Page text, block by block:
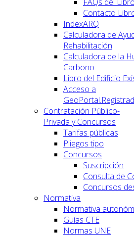
Contacto
IndexARQ
Calculadora de
Rehabilitación
Calculadora de la
Carbono
Libro del Edificio
Acceso a
Contratación Público-
Privada y Concursos
Tarifas públicas
Pliegos tipo
Concursos
Suscripción
Consulta de
Concursos
Normativa
Normativa
Guías CTE
Normas UNE